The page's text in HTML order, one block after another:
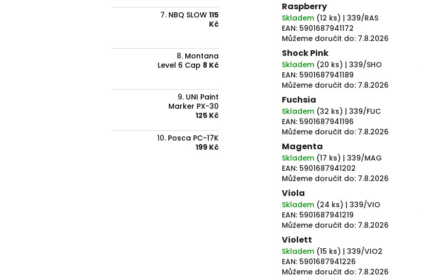
NBQ SLOW 115
Kč
Montana
Level 6 Cap 8 Kč
UNI Paint
Marker PX-30
125 Kč
Posca PC-17K
199 Kč
Raspberry
Skladem (12 ks) | 339/RAS
EAN: 5901687941172
Můžeme doručit do: 7.8.2026
Shock Pink
Skladem (20 ks) | 339/SHO
EAN: 5901687941189
Můžeme doručit do: 7.8.2026
Fuchsia
Skladem (32 ks) | 339/FUC
EAN: 5901687941196
Můžeme doručit do: 7.8.2026
Magenta
Skladem (17 ks) | 339/MAG
EAN: 5901687941202
Můžeme doručit do: 7.8.2026
Viola
Skladem (24 ks) | 339/VIO
EAN: 5901687941219
Můžeme doručit do: 7.8.2026
Violett
Skladem (15 ks) | 339/VIO2
EAN: 5901687941226
Můžeme doručit do: 7.8.2026